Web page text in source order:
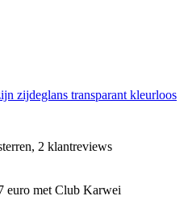
zijdeglans transparant kleurloos
2 klantreviews
euro met Club Karwei